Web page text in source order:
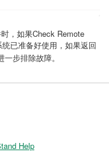
，如果Check Remote
统已准备好使用，如果返回
步排除故障。
Help